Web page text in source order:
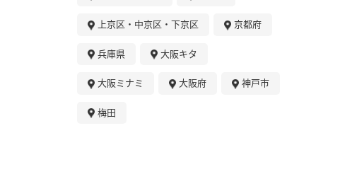
上京区・中京区・下京区 京都府
兵庫県 大阪キタ
大阪ミナミ 大阪府 神戸市
梅田